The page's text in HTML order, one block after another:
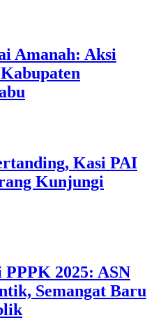
Amanah: Aksi
Kasi PAI
Kunjungi
2025: ASN
Semangat Baru